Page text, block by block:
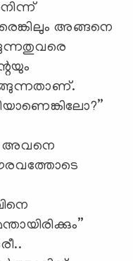
അങ്ങനെ
അവനെ